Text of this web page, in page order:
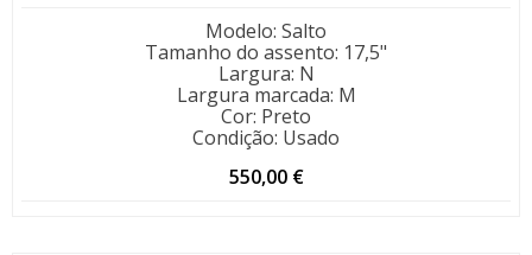
Modelo: Salto
Tamanho do assento: 17,5"
Largura: N
Largura marcada: M
Cor: Preto
Condição: Usado
550,00 €